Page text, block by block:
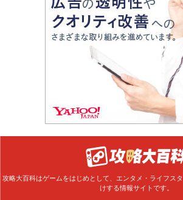
攻略大百科はゲームをはじめとして、エンタメ・ライフス
けする情報サイトです。